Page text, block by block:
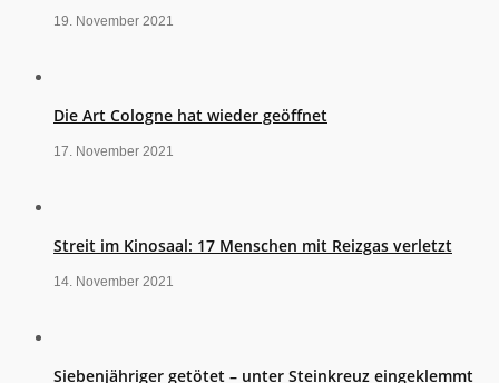
19. November 2021
Die Art Cologne hat wieder geöffnet
17. November 2021
Streit im Kinosaal: 17 Menschen mit Reizgas verletzt
14. November 2021
Siebenjähriger getötet – unter Steinkreuz eingeklemmt